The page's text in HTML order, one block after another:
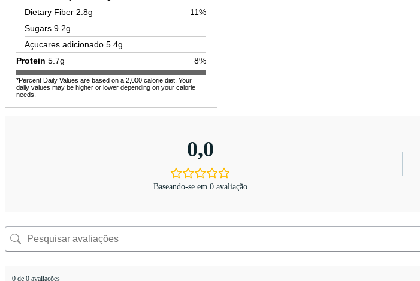
Dietary Fiber2.8g
11%
Sugars9.2g
Açucares adicionado5.4g
Protein 5.7g 8%
*Percent Daily Values are based on a 2,000 calorie diet. Your
daily values may be higher or lower depending on your calorie
needs.
0,0
Baseando-se em 0 avaliação
0 de 0 avaliações